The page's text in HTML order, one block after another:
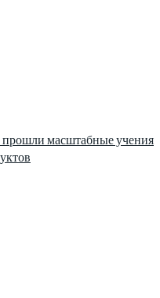
прошли масштабные учения